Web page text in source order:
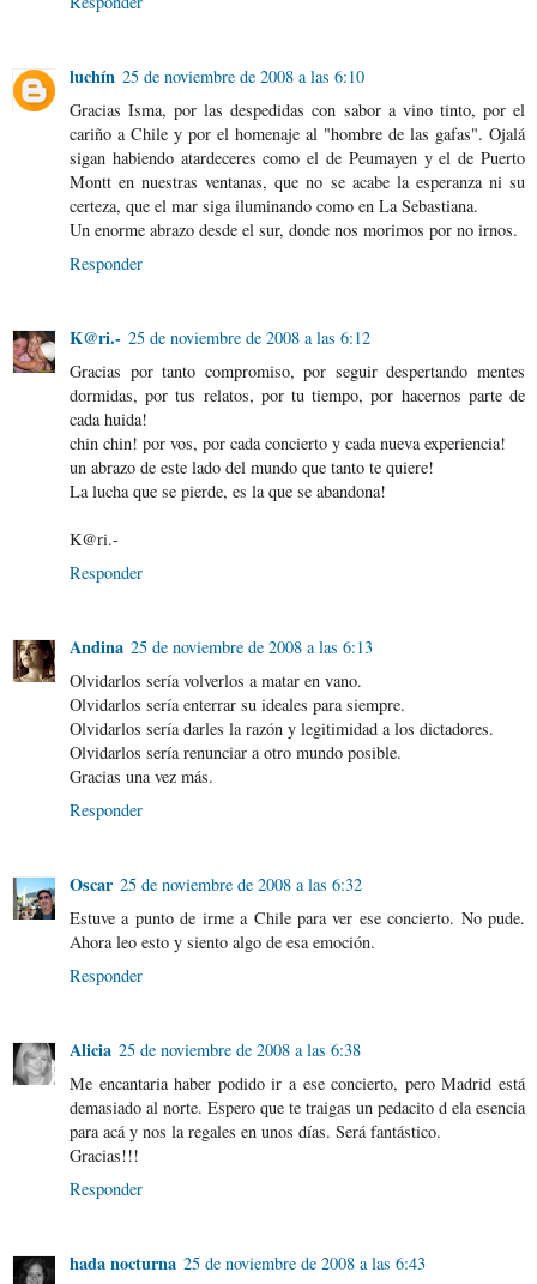
luchín 25 de noviembre de 2008 a las 6:10
Gracias Isma, por las despedidas con sabor a vino tinto, por el
cariño a Chile y por el homenaje al "hombre de las gafas". Ojalá
sigan habiendo atardeceres como el de Peumayen y el de Puerto
Montt en nuestras ventanas, que no se acabe la esperanza ni su
certeza, que el mar siga iluminando como en La Sebastiana.
Un enorme abrazo desde el sur, donde nos morimos por no irnos.
Responder
K@ri.- 25 de noviembre de 2008 a las 6:12
Gracias por tanto compromiso, por seguir despertando mentes
dormidas, por tus relatos, por tu tiempo, por hacernos parte de
cada huida!
chin chin! por vos, por cada concierto y cada nueva experiencia!
un abrazo de este lado del mundo que tanto te quiere!
La lucha que se pierde, es la que se abandona!
K@ri.-
Responder
Andina 25 de noviembre de 2008 a las 6:13
Olvidarlos sería volverlos a matar en vano.
Olvidarlos sería enterrar su ideales para siempre.
Olvidarlos sería darles la razón y legitimidad a los dictadores.
Olvidarlos sería renunciar a otro mundo posible.
Gracias una vez más.
Responder
Oscar 25 de noviembre de 2008 a las 6:32
Estuve a punto de irme a Chile para ver ese concierto. No pude.
Ahora leo esto y siento algo de esa emoción.
Responder
Alicia 25 de noviembre de 2008 a las 6:38
Me encantaria haber podido ir a ese concierto, pero Madrid está
demasiado al norte. Espero que te traigas un pedacito d ela esencia
para acá y nos la regales en unos días. Será fantástico.
Gracias!!!
Responder
hada nocturna 25 de noviembre de 2008 a las 6:43